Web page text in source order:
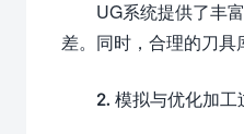
UG系统提供了丰
差。同时，合理的刀具
2. 模拟与优化加工